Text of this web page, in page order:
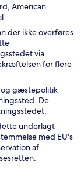
American
der ikke overføres
via
for flere
og gæstepolitik
De
underlagt
med EU's
af